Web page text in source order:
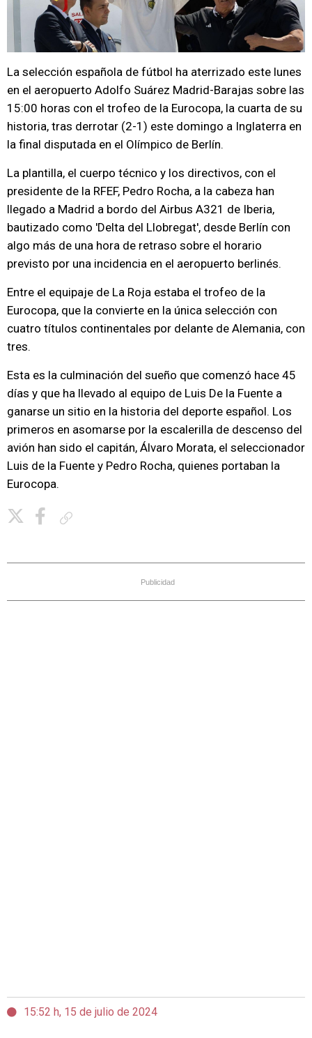
La selección española de fútbol ha aterrizado este lunes
en el aeropuerto Adolfo Suárez Madrid-Barajas sobre las
15:00 horas con el trofeo de la Eurocopa, la cuarta de su
historia, tras derrotar (2-1) este domingo a Inglaterra en
la final disputada en el Olímpico de Berlín.
La plantilla, el cuerpo técnico y los directivos, con el
presidente de la RFEF, Pedro Rocha, a la cabeza han
llegado a Madrid a bordo del Airbus A321 de Iberia,
bautizado como 'Delta del Llobregat', desde Berlín con
algo más de una hora de retraso sobre el horario
previsto por una incidencia en el aeropuerto berlinés.
Entre el equipaje de La Roja estaba el trofeo de la
Eurocopa, que la convierte en la única selección con
cuatro títulos continentales por delante de Alemania, con
tres.
Esta es la culminación del sueño que comenzó hace 45
días y que ha llevado al equipo de Luis De la Fuente a
ganarse un sitio en la historia del deporte español. Los
primeros en asomarse por la escalerilla de descenso del
avión han sido el capitán, Álvaro Morata, el seleccionador
Luis de la Fuente y Pedro Rocha, quienes portaban la
Eurocopa.
Publicidad
15:52 h, 15 de julio de 2024